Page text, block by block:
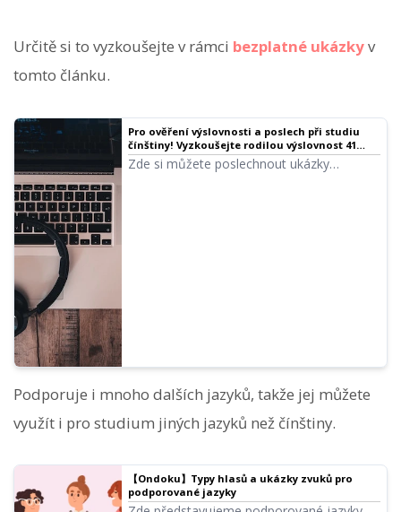
Určitě si to vyzkoušejte v rámci bezplatné ukázkyv
tomto článku.
Pro ověření výslovnosti a poslech při studiu
čínštiny! Vyzkoušejte rodilou výslovnost 41
mluvčích (ukázky): ženské, mužské a dětské
hlasy
Zde si můžete poslechnout ukázky
Podporuje i mnoho dalších jazyků, takže jej můžete
využít i pro studium jiných jazyků než čínštiny.
【Ondoku】Typy hlasů a ukázky zvuků pro
podporované jazyky